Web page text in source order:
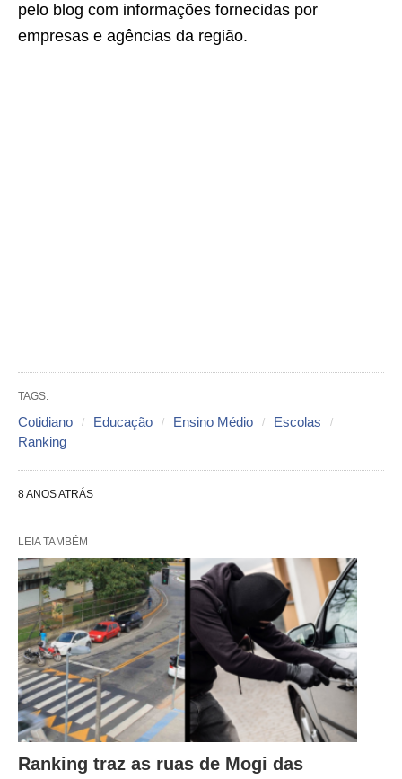
pelo blog com informações fornecidas por
empresas e agências da região.
TAGS:
Cotidiano Educação Ensino Médio
Escolas
Ranking
8 ANOS ATRÁS
LEIA TAMBÉM
Ranking traz as ruas de Mogi das